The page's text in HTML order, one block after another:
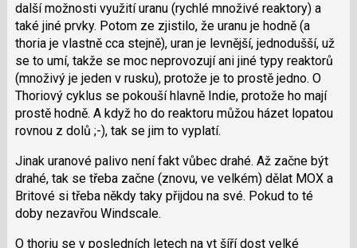
další možnosti využití uranu (rychlé množivé reaktory) a
také jiné prvky. Potom ze zjistilo, že uranu je hodně (a
thoria je vlastně cca stejně), uran je levnější, jednodušší, už
se to umí, takže se moc neprovozují ani jiné typy reaktorů
(množivý je jeden v rusku), protože je to prostě jedno. O
Thoriový cyklus se pokouší hlavně Indie, protože ho mají
prostě hodně. A když ho do reaktoru můžou házet lopatou
rovnou z dolů ;-), tak se jim to vyplatí.
Jinak uranové palivo není fakt vůbec drahé. Až začne být
drahé, tak se třeba začne (znovu, ve velkém) dělat MOX a
Britové si třeba někdy taky přijdou na své. Pokud to té
doby nezavřou Windscale.
O thoriu se v posledních letech na yt šíří dost velké